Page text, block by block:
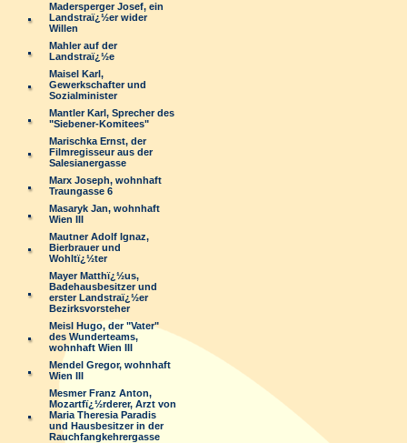
Madersperger Josef, ein
Landstraï¿½er wider
Willen
Mahler auf der
Landstraï¿½e
Maisel Karl,
Gewerkschafter und
Sozialminister
Mantler Karl, Sprecher des
"Siebener-Komitees"
Marischka Ernst, der
Filmregisseur aus der
Salesianergasse
Marx Joseph, wohnhaft
Traungasse 6
Masaryk Jan, wohnhaft
Wien III
Mautner Adolf Ignaz,
Bierbrauer und
Wohltï¿½ter
Mayer Matthï¿½us,
Badehausbesitzer und
erster Landstraï¿½er
Bezirksvorsteher
Meisl Hugo, der "Vater"
des Wunderteams,
wohnhaft Wien III
Mendel Gregor, wohnhaft
Wien III
Mesmer Franz Anton,
Mozartfï¿½rderer, Arzt von
Maria Theresia Paradis
und Hausbesitzer in der
Rauchfangkehrergasse